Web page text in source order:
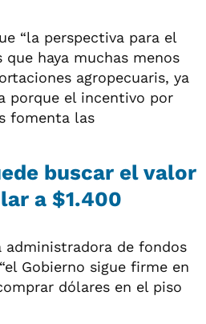
“la perspectiva para el
que haya muchas menos
agropecuaris, ya
porque el incentivo por
fomenta las
buscar el valor
a $1.400
administradora de fondos
Gobierno sigue firme en
dólares en el piso